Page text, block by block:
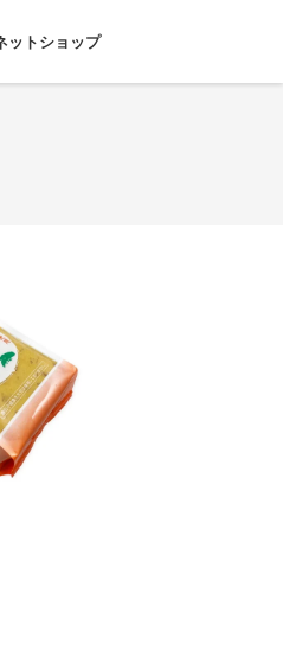
ットショップ